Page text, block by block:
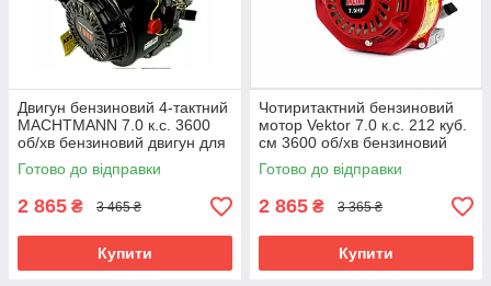
Двигун бензиновий 4-тактний
MACHTMANN 7.0 к.с. 3600
об/хв бензиновий двигун для
генератора
Готово до відправки
2 865 ₴ 3 465 ₴
Купити
Чотиритактний бензиновий
мотор Vektor 7.0 к.с. 212 куб.
см 3600 об/хв бензиновий
двигун на мотоблок та
віброплиту
Готово до відправки
2 865 ₴ 3 365 ₴
Купити